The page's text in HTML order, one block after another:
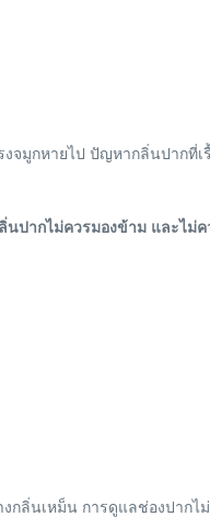
งจมูกหายไป ปัญหากลิ่นปากที่
นปากไม่ควรมองข้าม และไม่
ลิ่นเหม็น การดูแลช่องปากไ